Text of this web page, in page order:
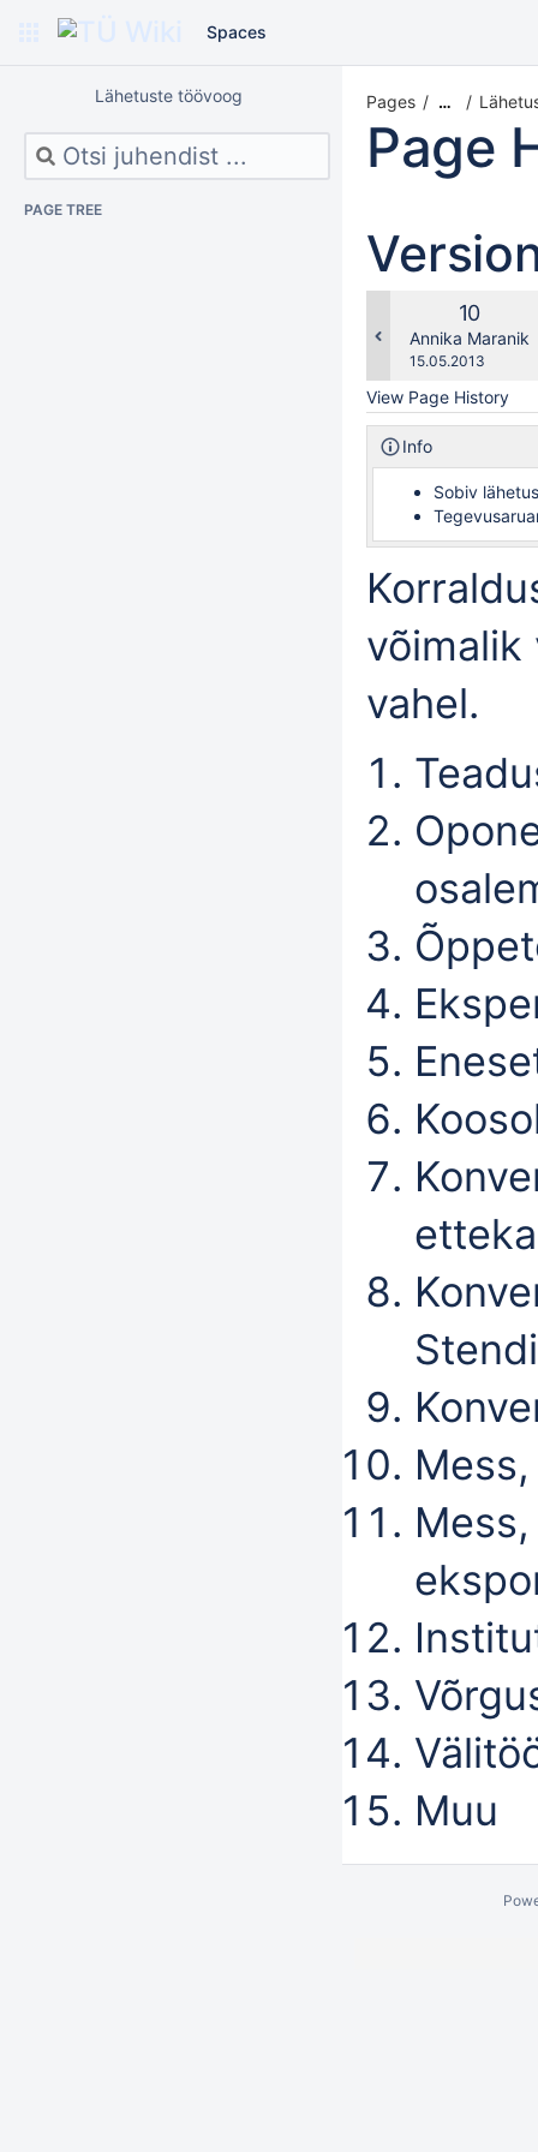
Spaces
Lähetuste töövoog
PAGE TREE
Pages …
Page
Old
Version
10
Annika Maranik
Saved
15.05.2013
View Page History
Info
Sobiv
võimalik
vahel.
Muu